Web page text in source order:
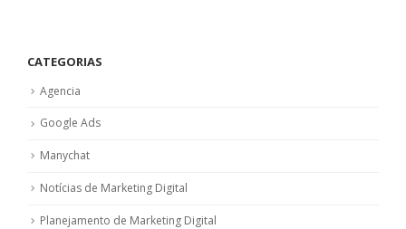
CATEGORIAS
Agencia
Google Ads
Manychat
Notícias de Marketing Digital
Planejamento de Marketing Digital